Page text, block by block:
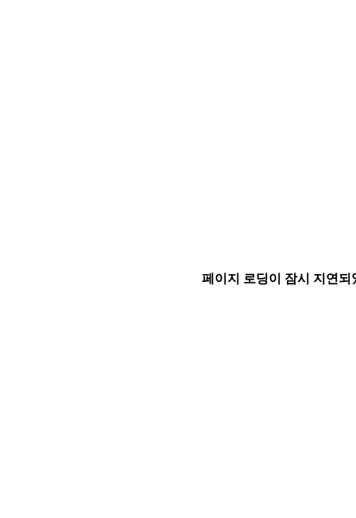
페이지 로딩이 잠시 지연